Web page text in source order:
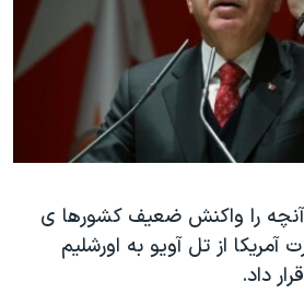
۲۰۲۴
اسرائیل
را واکنش ضعیف کشورها ی
آمریکا از تل آویو به اورشلیم
داد.